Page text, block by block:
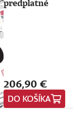
predplatné
206,90 €
DO KOŠÍKA